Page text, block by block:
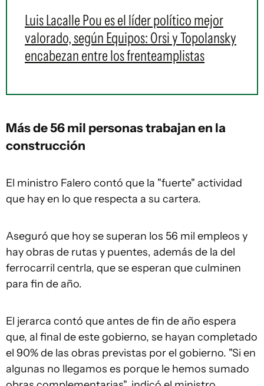
Luis Lacalle Pou es el líder político mejor
valorado, según Equipos: Orsi y Topolansky
encabezan entre los frenteamplistas
Más de 56 mil personas trabajan en la
construcción
El ministro Falero contó que la "fuerte" actividad
que hay en lo que respecta a su cartera.
Aseguró que hoy se superan los 56 mil empleos y
hay obras de rutas y puentes, además de la del
ferrocarril centrla, que se esperan que culminen
para fin de año.
El jerarca contó que antes de fin de año espera
que, al final de este gobierno, se hayan completado
el 90% de las obras previstas por el gobierno. "Si en
algunas no llegamos es porque le hemos sumado